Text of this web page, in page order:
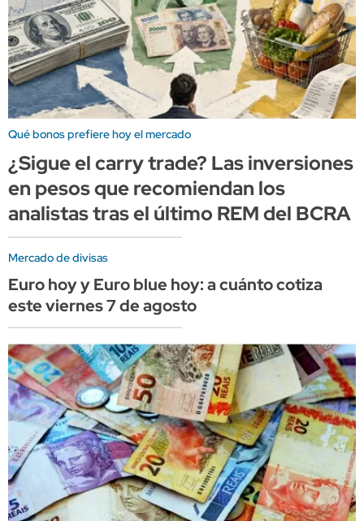
Qué bonos prefiere hoy el mercado
¿Sigue el carry trade? Las inversiones
en pesos que recomiendan los
analistas tras el último REM del BCRA
Mercado de divisas
Euro hoy y Euro blue hoy: a cuánto cotiza
este viernes 7 de agosto